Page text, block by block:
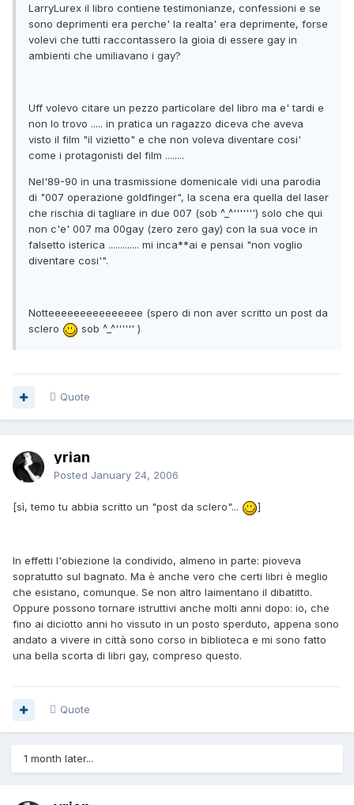
LarryLurex il libro contiene testimonianze, confessioni e se
sono deprimenti era perche' la realta' era deprimente, forse
volevi che tutti raccontassero la gioia di essere gay in
ambienti che umiliavano i gay?
Uff volevo citare un pezzo particolare del libro ma e' tardi e
non lo trovo ..... in pratica un ragazzo diceva che aveva
visto il film "il vizietto" e che non voleva diventare cosi'
come i protagonisti del film ........
Nel'89-90 in una trasmissione domenicale vidi una parodia
di "007 operazione goldfinger", la scena era quella del laser
che rischia di tagliare in due 007 (sob ^_^''''''') solo che qui
non c'e' 007 ma 00gay (zero zero gay) con la sua voce in
falsetto isterica ............. mi inca**ai e pensai "non voglio
diventare cosi'".
Notteeeeeeeeeeeeeee (spero di non aver scritto un post da
sclero
sob ^_^'''''' )
Quote
yrian
Posted January 24, 2006
[sì, temo tu abbia scritto un "post da sclero"... ]
In effetti l'obiezione la condivido, almeno in parte: pioveva
sopratutto sul bagnato. Ma è anche vero che certi libri è meglio
che esistano, comunque. Se non altro laimentano il dibatitto.
Oppure possono tornare istruttivi anche molti anni dopo: io, che
fino ai diciotto anni ho vissuto in un posto sperduto, appena sono
andato a vivere in città sono corso in biblioteca e mi sono fatto
una bella scorta di libri gay, compreso questo.
Quote
1 month later...